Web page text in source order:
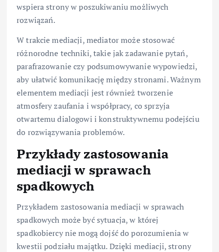
wspiera strony w poszukiwaniu możliwych
rozwiązań.
W trakcie mediacji, mediator może stosować
różnorodne techniki, takie jak zadawanie pytań,
parafrazowanie czy podsumowywanie wypowiedzi,
aby ułatwić komunikację między stronami. Ważnym
elementem mediacji jest również tworzenie
atmosfery zaufania i współpracy, co sprzyja
otwartemu dialogowi i konstruktywnemu podejściu
do rozwiązywania problemów.
Przykłady zastosowania
mediacji w sprawach
spadkowych
Przykładem zastosowania mediacji w sprawach
spadkowych może być sytuacja, w której
spadkobiercy nie mogą dojść do porozumienia w
kwestii podziału majątku. Dzięki mediacji, strony